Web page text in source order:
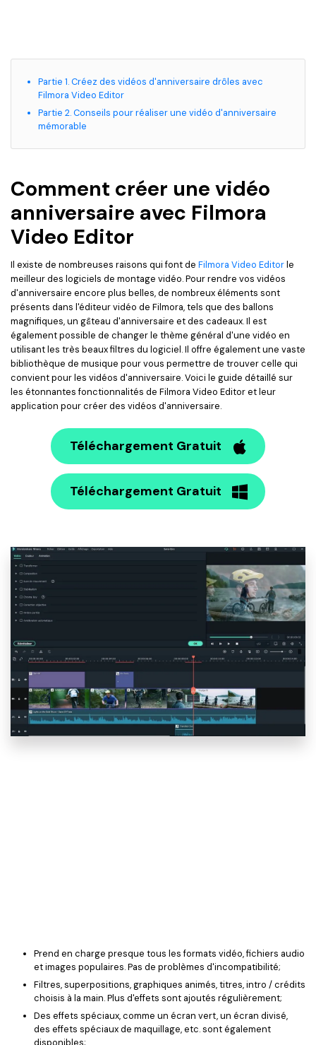
Partie 1. Créez des vidéos d'anniversaire drôles avec
Filmora Video Editor
Partie 2. Conseils pour réaliser une vidéo d'anniversaire
mémorable
Comment créer une vidéo
anniversaire avec Filmora
Video Editor
Il existe de nombreuses raisons qui font de Filmora Video Editorle
meilleur des logiciels de montage vidéo. Pour rendre vos vidéos
d'anniversaire encore plus belles, de nombreux éléments sont
présents dans l'éditeur vidéo de Filmora, tels que des ballons
magnifiques, un gâteau d'anniversaire et des cadeaux. Il est
également possible de changer le thème général d'une vidéo en
utilisant les très beaux filtres du logiciel. Il offre également une vaste
bibliothèque de musique pour vous permettre de trouver celle qui
convient pour les vidéos d'anniversaire. Voici le guide détaillé sur
les étonnantes fonctionnalités de Filmora Video Editor et leur
application pour créer des vidéos d'anniversaire.
Téléchargement Gratuit
Téléchargement Gratuit
Prend en charge presque tous les formats vidéo, fichiers audio
et images populaires. Pas de problèmes d'incompatibilité;
Filtres, superpositions, graphiques animés, titres, intro / crédits
choisis à la main. Plus d'effets sont ajoutés régulièrement;
Des effets spéciaux, comme un écran vert, un écran divisé,
des effets spéciaux de maquillage, etc. sont également
disponibles;